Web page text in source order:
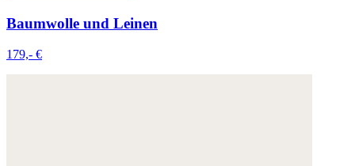
Baumwolle und Leinen
179,- €